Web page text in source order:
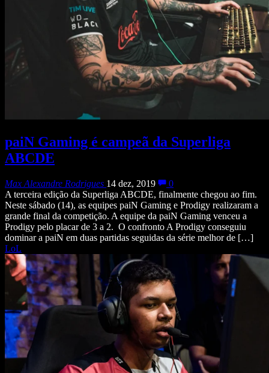
paiN Gaming é campeã da Superliga
ABCDE
Max Alexandre Rodrigues 14 dez, 2019
0
A terceira edição da Superliga ABCDE, finalmente chegou ao fim.
Neste sábado (14), as equipes paiN Gaming e Prodigy realizaram a
grande final da competição. A equipe da paiN Gaming venceu a
Prodigy pelo placar de 3 a 2. O confronto A Prodigy conseguiu
dominar a paiN em duas partidas seguidas da série melhor de […]
LoL